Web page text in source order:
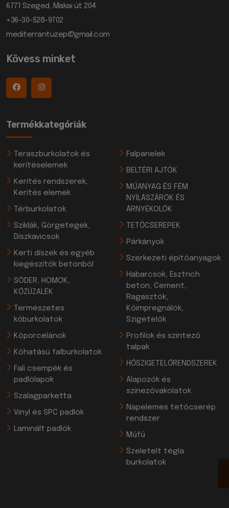
6771 Szeged, Makai út 204.
+36-30-528-9702
mediterrantuzep@gmail.com
Kövess minket
Termékkategóriák
Teraszburkolatok és
kerítéselemek
Kerítés rendszerek,
Kerítés elemek
Térburkolatok
Sziklák, Görgetegek,
Díszkavicsok
Kerti díszek és egyéb
kiegészítők betonból
SÓDER, HOMOK,
KŐZÚZALÉK
Természetes
kőburkolatok
Kőporcelánok
Kőhatású falburkolatok
Fali csempék és
padlólapok
Szalagparketta
Vinyl és SPC padlók
Laminált padlók
Falpanelek
BELTÉRI AJTÓK
MŰANYAG ÉS FÉM
NYÍLÁSZÁRÓK ÉS
ÁRNYÉKOLÓK
TETŐCSEREPEK
Párkányok
Szerkezeti építőanyagok
Habarcsok, Esztrich
beton, Cement,
Ragasztók,
Kőimpregnálók,
Szigetelők
Profilok és szintező
talpak
HŐSZIGETELŐRENDSZEREK
Alapozók és
színezővakolatok
Napelemes tetőcserép
rendszer
Műfű
Szeletelt tégla
burkolatok